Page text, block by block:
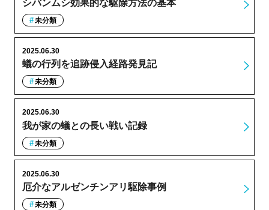
シバンムシ効果的な駆除方法の基本
未分類
蟻の行列を追跡侵入経路発見記
2025.06.30
未分類
我が家の蟻との長い戦い記録
2025.06.30
未分類
厄介なアルゼンチンアリ駆除事例
2025.06.30
未分類